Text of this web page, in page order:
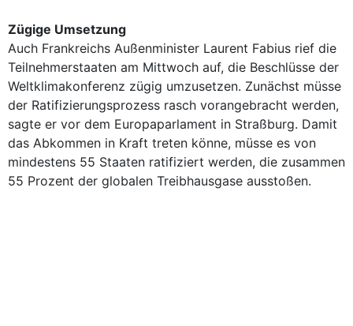
Zügige Umsetzung
Auch Frankreichs Außenminister Laurent Fabius rief die
Teilnehmerstaaten am Mittwoch auf, die Beschlüsse der
Weltklimakonferenz zügig umzusetzen. Zunächst müsse
der Ratifizierungsprozess rasch vorangebracht werden,
sagte er vor dem Europaparlament in Straßburg. Damit
das Abkommen in Kraft treten könne, müsse es von
mindestens 55 Staaten ratifiziert werden, die zusammen
55 Prozent der globalen Treibhausgase ausstoßen.